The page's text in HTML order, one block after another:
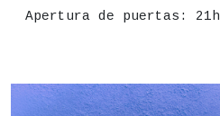
Apertura de puertas: 21h